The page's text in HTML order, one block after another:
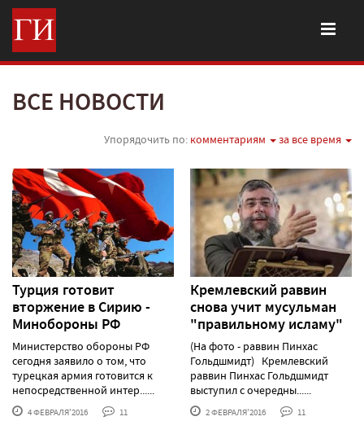
ВСЕ НОВОСТИ
Упорядочить по: комментариям за все время
Турция готовит
вторжение в Сирию -
Минобороны РФ
Министерство обороны РФ
сегодня заявило о том, что
турецкая армия готовится к
непосредственной интер......
4 ФЕВРАЛЯ'2016 11
Кремлевский раввин
снова учит мусульман
"правильному исламу"
(На фото - раввин Пинхас
Гольдшмидт) Кремлевский
раввин Пинхас Гольдшмидт
выступил с очередны......
2 ФЕВРАЛЯ'2016 11